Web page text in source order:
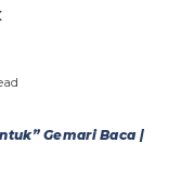
Gemari Baca |